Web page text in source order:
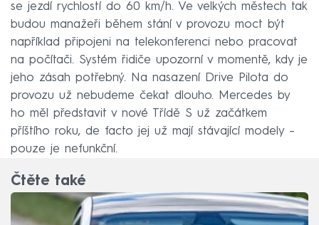
se jezdí rychlostí do 60 km/h. Ve velkých městech tak
budou manažeři během stání v provozu moct být
například připojeni na telekonferenci nebo pracovat
na počítači. Systém řidiče upozorní v momentě, kdy je
jeho zásah potřebný. Na nasazení Drive Pilota do
provozu už nebudeme čekat dlouho. Mercedes by
ho měl představit v nové Třídě S už začátkem
příštího roku, de facto jej už mají stávající modely –⁠
pouze je nefunkční.
Čtěte také